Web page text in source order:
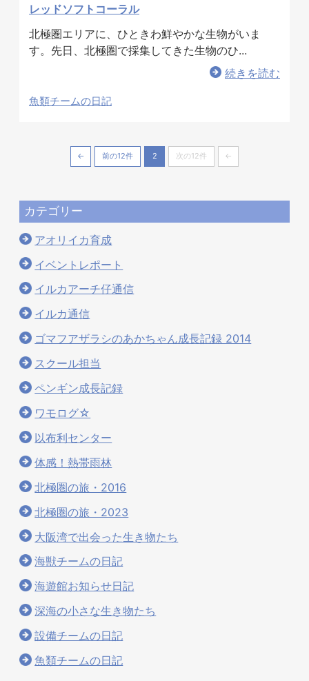
レッドソフトコーラル
北極圏エリアに、ひときわ鮮やかな生物がいま
す。先日、北極圏で採集してきた生物のひ...
続きを読む
魚類チームの日記
← 前の12件 2 次の12件 ←
カテゴリー
アオリイカ育成
イベントレポート
イルカアーチ仔通信
イルカ通信
ゴマフアザラシのあかちゃん成長記録 2014
スクール担当
ペンギン成長記録
ワモログ☆
以布利センター
体感！熱帯雨林
北極圏の旅・2016
北極圏の旅・2023
大阪湾で出会った生き物たち
海獣チームの日記
海遊館お知らせ日記
深海の小さな生き物たち
設備チームの日記
魚類チームの日記